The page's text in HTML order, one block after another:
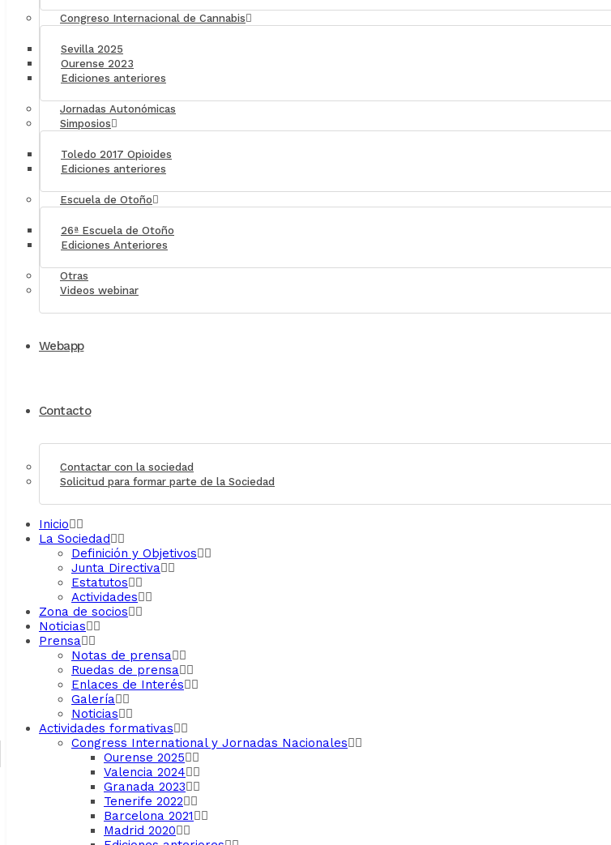
Congreso Internacional de Cannabis
Sevilla 2025
Ourense 2023
Ediciones anteriores
Jornadas Autonómicas
Simposios
Toledo 2017 Opioides
Ediciones anteriores
Escuela de Otoño
26ª Escuela de Otoño
Ediciones Anteriores
Otras
Videos webinar
Webapp
Contacto
Contactar con la sociedad
Solicitud para formar parte de la Sociedad
Inicio
La Sociedad
Definición y Objetivos
Junta Directiva
Estatutos
Actividades
Zona de socios
Noticias
Prensa
Notas de prensa
Ruedas de prensa
Enlaces de Interés
Galería
Noticias
Actividades formativas
Congress International y Jornadas Nacionales
Ourense 2025
Valencia 2024
Granada 2023
Tenerife 2022
Barcelona 2021
Madrid 2020